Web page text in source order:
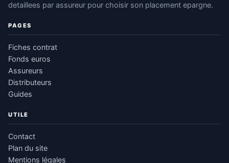
detaillees par assureur pour choisir son placement epargne.
PAGES
Fiches contrat
Fonds euros
Assureurs
Distributeurs
Guides
UTILE
Contact
Plan du site
Mentions légales